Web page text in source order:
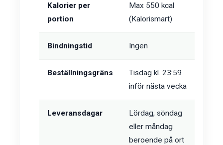
Kalorier per
portion
Max 550 kcal
(Kalorismart)
Bindningstid Ingen
Beställningsgräns
Tisdag kl. 23:59
inför nästa vecka
Leveransdagar
Lördag, söndag
eller måndag
beroende på ort